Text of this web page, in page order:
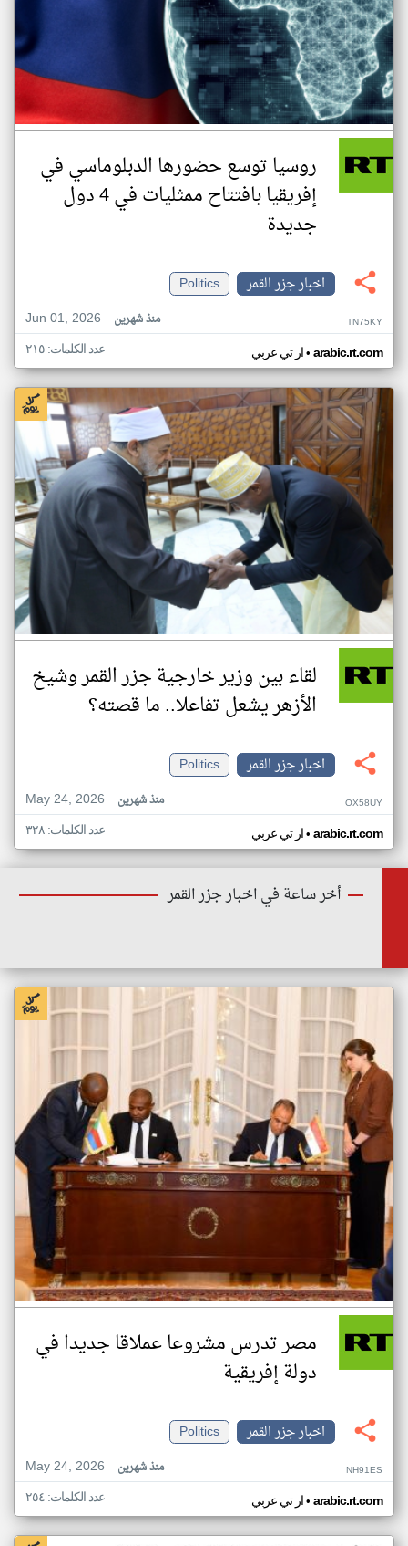
روسيا توسع حضورها الدبلوماسي في
إفريقيا بافتتاح ممثليات في 4 دول
جديدة
اخبار جزر القمر
Politics
Jun 01, 2026
منذ شهرين TN75KY
ار تي عربي• arabic.rt.com عدد الكلمات: ٢١٥
لقاء بين وزير خارجية جزر القمر وشيخ
الأزهر يشعل تفاعلا.. ما قصته؟
اخبار جزر القمر
Politics
May 24, 2026
منذ شهرين OX58UY
ار تي عربي• arabic.rt.com عدد الكلمات: ٣٢٨
أخر ساعة في اخبار جزر القمر
مصر تدرس مشروعا عملاقا جديدا في
دولة إفريقية
اخبار جزر القمر
Politics
May 24, 2026
منذ شهرين NH91ES
ار تي عربي• arabic.rt.com عدد الكلمات: ٢٥٤